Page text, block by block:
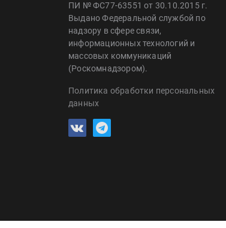
ПИ № ФС77-63551 от 30.10.2015 г.
Выдано Федеральной службой по
надзору в сфере связи,
информационных технологий и
массовых коммуникаций
(Роскомнадзором).
Политика обработки персональных
данных